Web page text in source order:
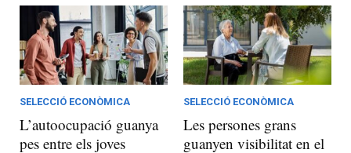
SELECCIÓ ECONÒMICA
L’autoocupació guanya
pes entre els joves
SELECCIÓ ECONÒMICA
Les persones grans
guanyen visibilitat en el